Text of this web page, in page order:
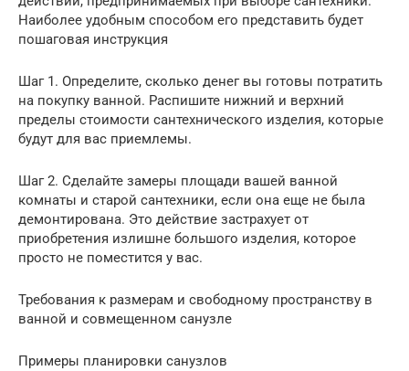
Наиболее удобным способом его представить будет
пошаговая инструкция
Шаг 1. Определите, сколько денег вы готовы потратить
на покупку ванной. Распишите нижний и верхний
пределы стоимости сантехнического изделия, которые
будут для вас приемлемы.
Шаг 2. Сделайте замеры площади вашей ванной
комнаты и старой сантехники, если она еще не была
демонтирована. Это действие застрахует от
приобретения излишне большого изделия, которое
просто не поместится у вас.
Требования к размерам и свободному пространству в
ванной и совмещенном санузле
Примеры планировки санузлов